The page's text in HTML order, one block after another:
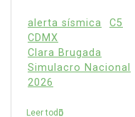
alerta sísmica
C5
CDMX
Clara Brugada
Simulacro Nacional
2026
Leer todo